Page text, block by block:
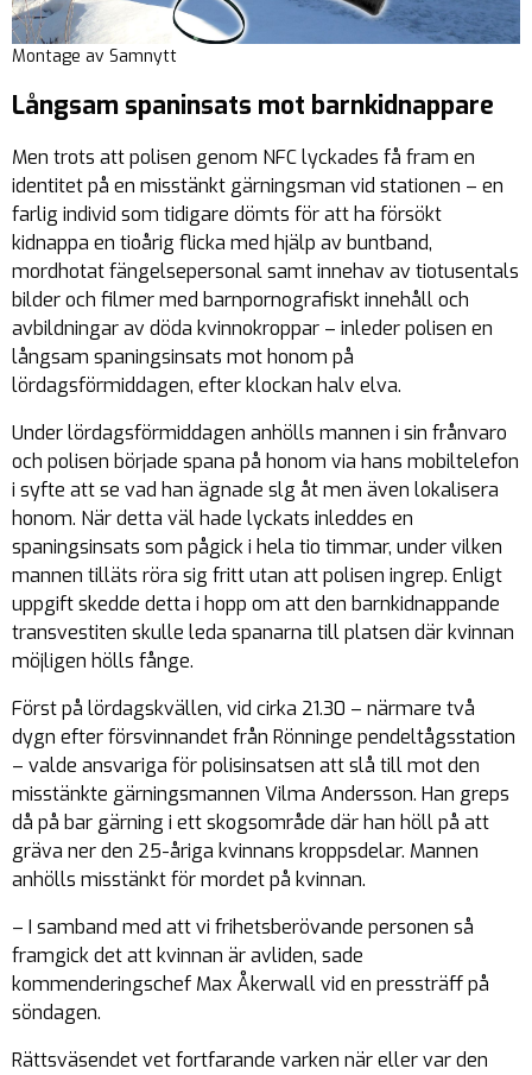
Montage av Samnytt
Långsam spaninsats mot barnkidnappare
Men trots att polisen genom NFC lyckades få fram en
identitet på en misstänkt gärningsman vid stationen – en
farlig individ som tidigare dömts för att ha försökt
kidnappa en tioårig flicka med hjälp av buntband,
mordhotat fängelsepersonal samt innehav av tiotusentals
bilder och filmer med barnpornografiskt innehåll och
avbildningar av döda kvinnokroppar – inleder polisen en
långsam spaningsinsats mot honom på
lördagsförmiddagen, efter klockan halv elva.
Under lördagsförmiddagen anhölls mannen i sin frånvaro
och polisen började spana på honom via hans mobiltelefon
i syfte att se vad han ägnade slg åt men även lokalisera
honom. När detta väl hade lyckats inleddes en
spaningsinsats som pågick i hela tio timmar, under vilken
mannen tilläts röra sig fritt utan att polisen ingrep. Enligt
uppgift skedde detta i hopp om att den barnkidnappande
transvestiten skulle leda spanarna till platsen där kvinnan
möjligen hölls fånge.
Först på lördagskvällen, vid cirka 21.30 – närmare två
dygn efter försvinnandet från Rönninge pendeltågsstation
– valde ansvariga för polisinsatsen att slå till mot den
misstänkte gärningsmannen Vilma Andersson. Han greps
då på bar gärning i ett skogsområde där han höll på att
gräva ner den 25-åriga kvinnans kroppsdelar. Mannen
anhölls misstänkt för mordet på kvinnan.
– I samband med att vi frihetsberövande personen så
framgick det att kvinnan är avliden, sade
kommenderingschef Max Åkerwall vid en pressträff på
söndagen.
Rättsväsendet vet fortfarande varken när eller var den